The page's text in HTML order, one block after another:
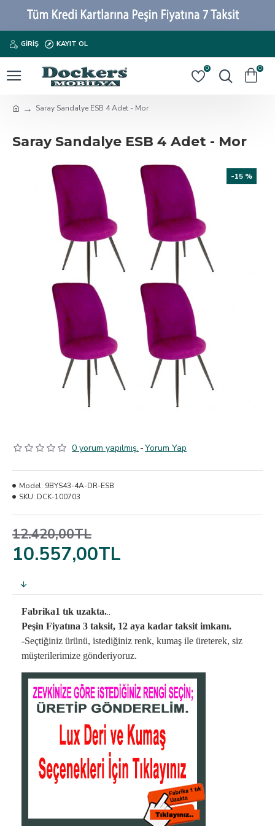
GIRIŞ KAYIT OL
0 0
Saray Sandalye ESB 4 Adet - Mor
Saray Sandalye ESB 4 Adet - Mor
-15 %
0 yorum yapılmış. -Yorum Yap
10.557,00TL
12.420,00TL
Model: 9BYS43-4A-DR-ESB
SKU: DCK-100703
Fabrika1 tık uzakta...
Peşin Fiyatına 3 taksit, 12 aya kadar taksit imkanı.
-Seçtiğiniz ürünü, istediğiniz renk, kumaş ile üreterek, siz
müşterilerimize gönderiyoruz.